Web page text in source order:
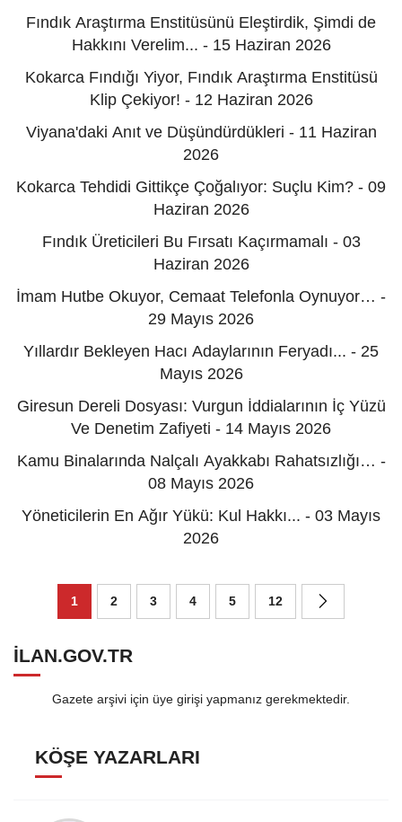
Fındık Araştırma Enstitüsünü Eleştirdik, Şimdi de
Hakkını Verelim... - 15 Haziran 2026
Kokarca Fındığı Yiyor, Fındık Araştırma Enstitüsü
Klip Çekiyor! - 12 Haziran 2026
Viyana'daki Anıt ve Düşündürdükleri - 11 Haziran
2026
Kokarca Tehdidi Gittikçe Çoğalıyor: Suçlu Kim? - 09
Haziran 2026
Fındık Üreticileri Bu Fırsatı Kaçırmamalı - 03
Haziran 2026
İmam Hutbe Okuyor, Cemaat Telefonla Oynuyor… -
29 Mayıs 2026
Yıllardır Bekleyen Hacı Adaylarının Feryadı... - 25
Mayıs 2026
Giresun Dereli Dosyası: Vurgun İddialarının İç Yüzü
Ve Denetim Zafiyeti - 14 Mayıs 2026
Kamu Binalarında Nalçalı Ayakkabı Rahatsızlığı… -
08 Mayıs 2026
Yöneticilerin En Ağır Yükü: Kul Hakkı... - 03 Mayıs
2026
1 2 3 4 5 12
ILAN.GOV.TR
Gazete arşivi için üye girişi yapmanız gerekmektedir.
KÖŞE YAZARLARI